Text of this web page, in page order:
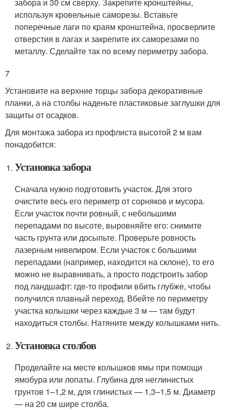
используя кровельные саморезы. Вставьте
поперечные лаги по краям кронштейна, просверлите
отверстия в лагах и закрепите их саморезами по
металлу. Сделайте так по всему периметру забора.
7
Установите на верхние торцы забора декоративные
планки, а на столбы наденьте пластиковые заглушки для
защиты от осадков.
Для монтажа забора из профлиста высотой 2 м вам
понадобится:
Установка забора
Сначала нужно подготовить участок. Для этого
очистите весь его периметр от сорняков и мусора.
Если участок почти ровный, с небольшими
перепадами по высоте, выровняйте его: снимите
часть грунта или досыпьте. Проверьте ровность
лазерным нивелиром. Если участок с большими
перепадами (например, находится на склоне), то его
можно не выравнивать, а просто подстроить забор
под ландшафт: где-то профили вбить глубже, чтобы
получился плавный переход. Вбейте по периметру
участка колышки через каждые 3 м — там будут
находиться столбы. Натяните между колышками нить.
Установка столбов
Проделайте на месте колышков ямы при помощи
ямобура или лопаты. Глубина для неглинистых
грунтов 1–1,2 м, для глинистых — 1,3–1,5 м. Диаметр
— на 20 см шире столба.